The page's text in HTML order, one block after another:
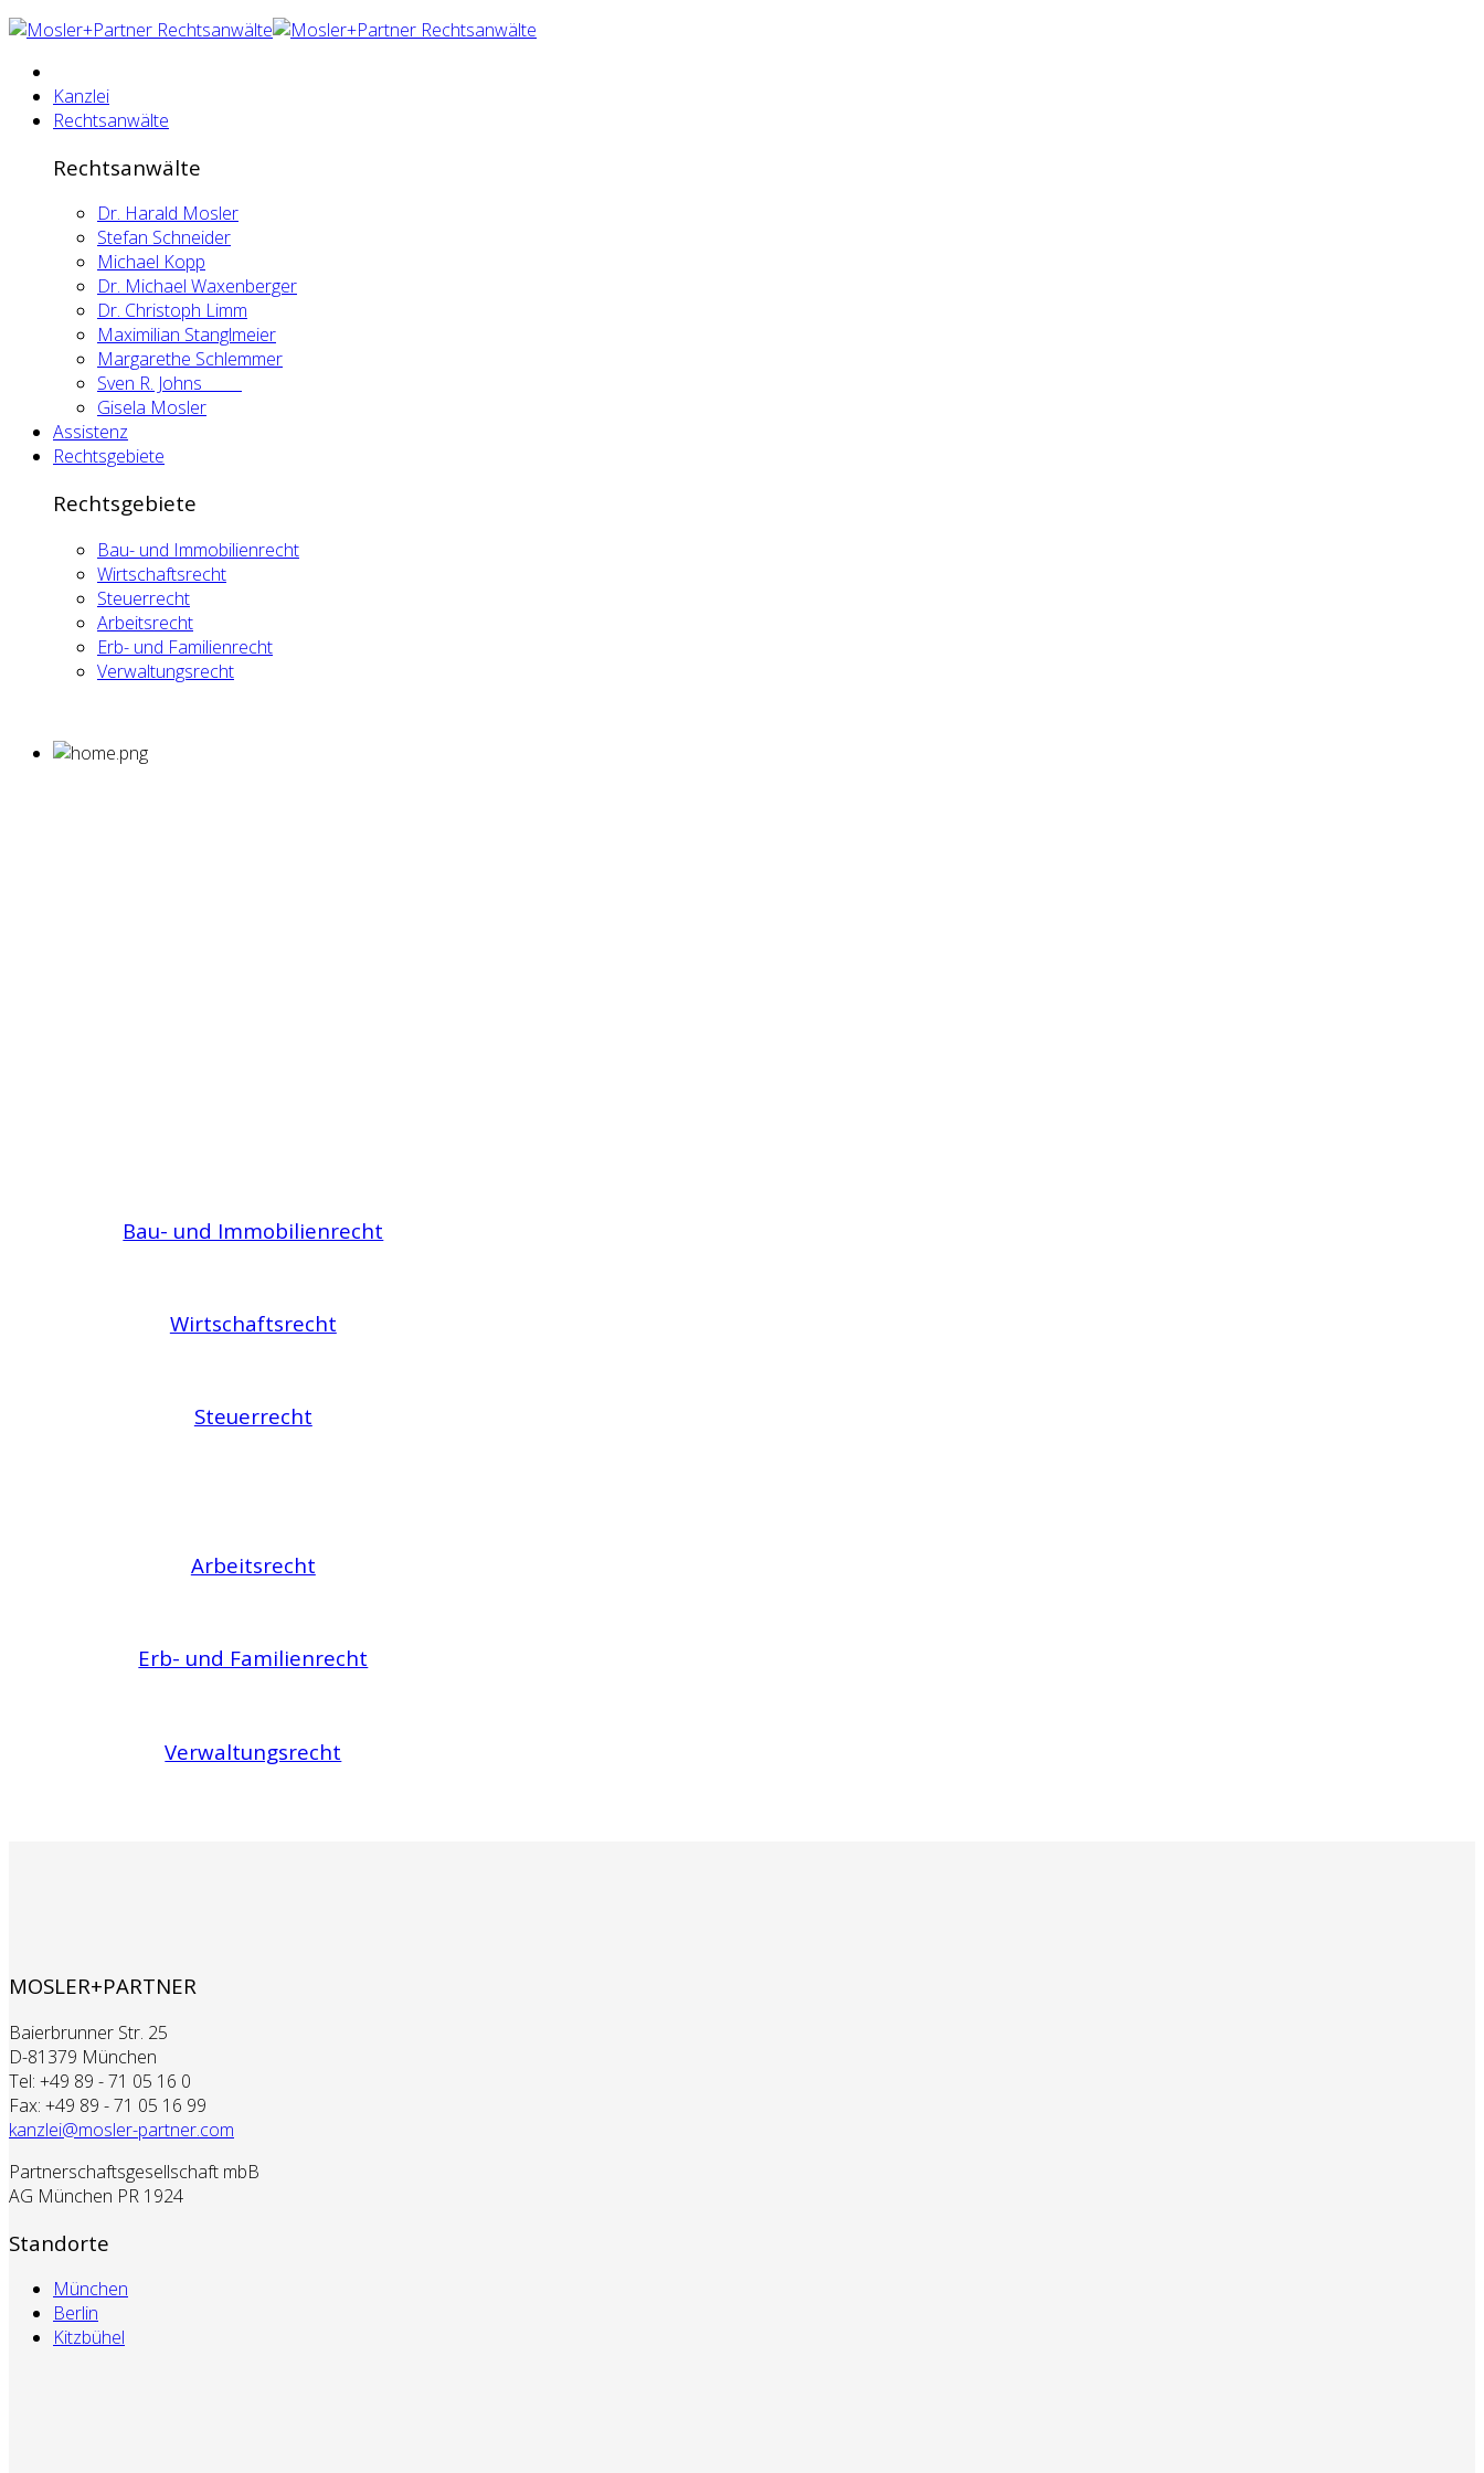
Kanzlei
Rechtsanwälte
Rechtsanwälte
Dr. Harald Mosler
Stefan Schneider
Michael Kopp
Dr. Michael Waxenberger
Dr. Christoph Limm
Maximilian Stanglmeier
Margarethe Schlemmer
Sven R. Johns
Gisela Mosler
Assistenz
Rechtsgebiete
Rechtsgebiete
Bau- und Immobilienrecht
Wirtschaftsrecht
Steuerrecht
Arbeitsrecht
Erb- und Familienrecht
Verwaltungsrecht
Bau- und Immobilienrecht
Wirtschaftsrecht
Steuerrecht
Arbeitsrecht
Erb- und Familienrecht
Verwaltungsrecht
MOSLER+PARTNER
Baierbrunner Str. 25
D-81379 München
Tel: +49 89 - 71 05 16 0
Fax: +49 89 - 71 05 16 99
kanzlei@mosler-partner.com
Partnerschaftsgesellschaft mbB
AG München PR 1924
Standorte
München
Berlin
Kitzbühel